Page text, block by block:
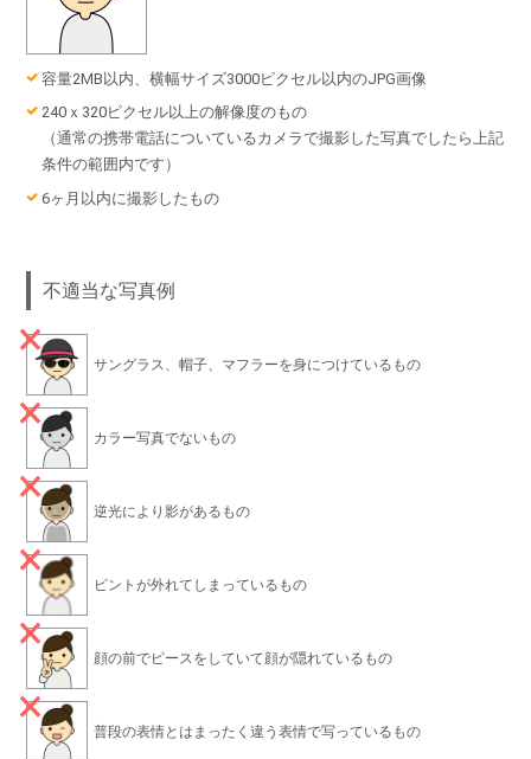
容量2MB以内、横幅サイズ3000ピクセル以内のJPG画像
240ｘ320ピクセル以上の解像度のもの
（通常の携帯電話についているカメラで撮影した写真でしたら上記
条件の範囲内です）
6ヶ月以内に撮影したもの
不適当な写真例
サングラス、帽子、マフラーを身につけているもの
カラー写真でないもの
逆光により影があるもの
ピントが外れてしまっているもの
顔の前でピースをしていて顔が隠れているもの
普段の表情とはまったく違う表情で写っているもの